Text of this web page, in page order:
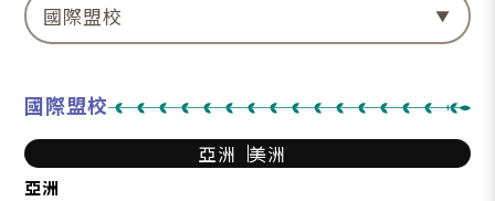
國際盟校
國際盟校
亞洲 美洲
亞洲